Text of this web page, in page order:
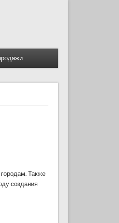
Также
создания